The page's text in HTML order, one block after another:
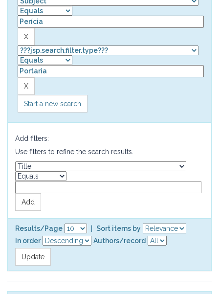
Start a new search
Add filters:
Use filters to refine the search results.
Results/Page
Sort items by
In order
Authors/record